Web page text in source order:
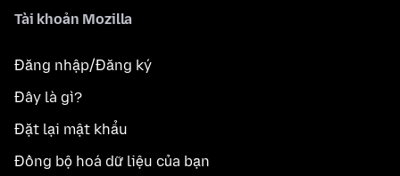
Tài khoản Mozilla
Đăng nhập/Đăng ký
Đây là gì?
Đặt lại mật khẩu
Đồng bộ hoá dữ liệu của bạn